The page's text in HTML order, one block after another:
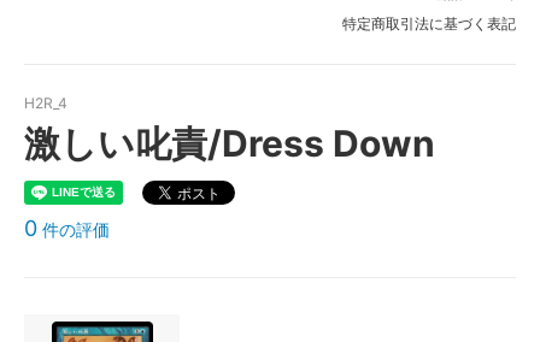
特定商取引法に基づく表記
H2R_4
激しい叱責/Dress Down
0 件の評価